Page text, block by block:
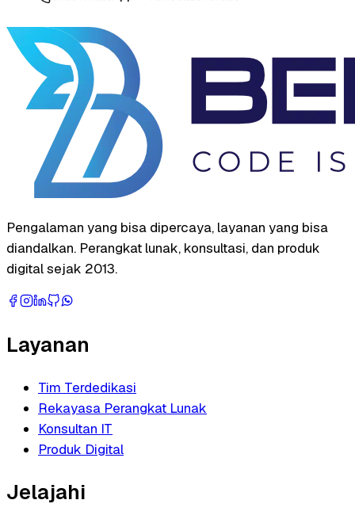
Pengalaman yang bisa dipercaya, layanan yang bisa
diandalkan. Perangkat lunak, konsultasi, dan produk
digital sejak 2013.
Layanan
Tim Terdedikasi
Rekayasa Perangkat Lunak
Konsultan IT
Produk Digital
Jelajahi